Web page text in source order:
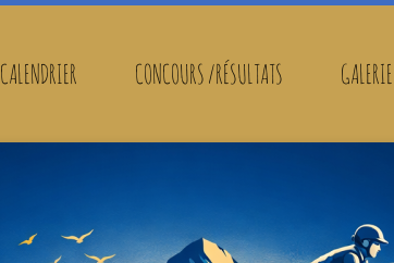
CALENDRIER CONCOURS /RÉSULTATS GALERIE